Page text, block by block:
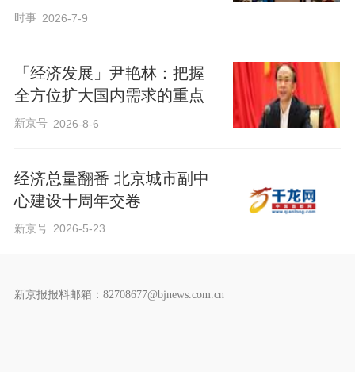
时事 2026-7-9
「经济发展」尹艳林：把握
全方位扩大国内需求的重点
新京号 2026-8-6
经济总量翻番 北京城市副中
心建设十周年交卷
新京号 2026-5-23
新京报报料邮箱：82708677@bjnews.com.cn